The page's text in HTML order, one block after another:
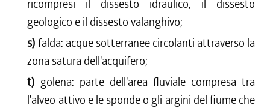
ricompresi il dissesto idraulico, il dissesto
geologico e il dissesto valanghivo;
s) falda: acque sotterranee circolanti attraverso la
zona satura dell'acquifero;
t) golena: parte dell'area fluviale compresa tra
l'alveo attivo e le sponde o gli argini del fiume che